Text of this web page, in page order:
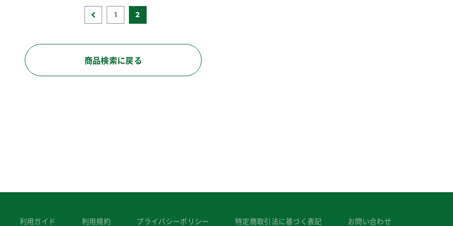
1 2
商品検索に戻る
利用ガイド 利用規約 プライバシーポリシー 特定商取引法に基づく表記 お問い合わせ